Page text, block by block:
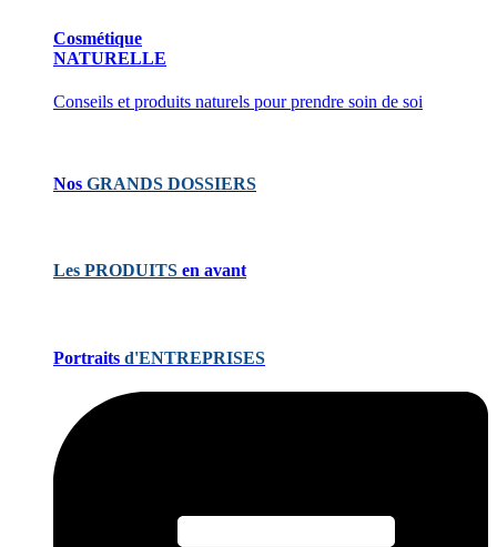
Cosmétique
NATURELLE
Conseils et produits naturels pour prendre soin de soi
Nos GRANDS DOSSIERS
Les PRODUITS en avant
Portraits d'ENTREPRISES